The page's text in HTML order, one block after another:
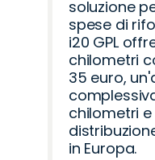
soluzione
spese di
i20 GPL
chilometri
35 euro,
chilometri
in Europa.